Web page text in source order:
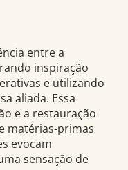
entre a
inspiração
e utilizando
aliada. Essa
e a restauração
matérias-primas
evocam
sensação de